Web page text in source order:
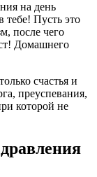
на день
тебе! Пусть это
после чего
Домашнего
счастья и
преуспевания,
которой не